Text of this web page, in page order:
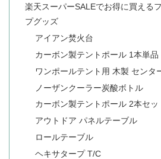
楽天スーパーSALEでお得に買える
プグッズ
アイアン焚火台
カーボン製テントポール 1本単品
ワンポールテント用 木製 センタ
ノーザンクーラー炭酸ボトル
カーボン製テントポール 2本セッ
アウトドア パネルテーブル
ロールテーブル
ヘキサタープ T/C